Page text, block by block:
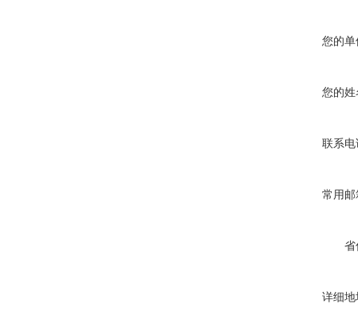
您的单
您的姓
联系电
常用邮
省
详细地